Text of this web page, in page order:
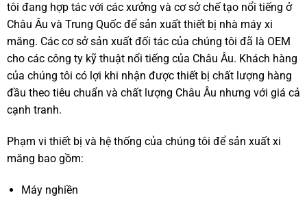
tôi đang hợp tác với các xưởng và cơ sở chế tạo nổi tiếng ở
Châu Âu và Trung Quốc để sản xuất thiết bị nhà máy xi
măng. Các cơ sở sản xuất đối tác của chúng tôi đã là OEM
cho các công ty kỹ thuật nổi tiếng của Châu Âu. Khách hàng
của chúng tôi có lợi khi nhận được thiết bị chất lượng hàng
đầu theo tiêu chuẩn và chất lượng Châu Âu nhưng với giá cả
cạnh tranh.
Phạm vi thiết bị và hệ thống của chúng tôi để sản xuất xi
măng bao gồm:
Máy nghiền